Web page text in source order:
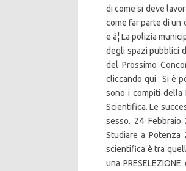
di come si deve
come far parte di un
e â¦ La polizia
degli spazi pubblici
del Prossimo
cliccando qui . Si è
sono i compiti della
Scientifica. Le
sesso. 24
Studiare a
scientifica è tra
una